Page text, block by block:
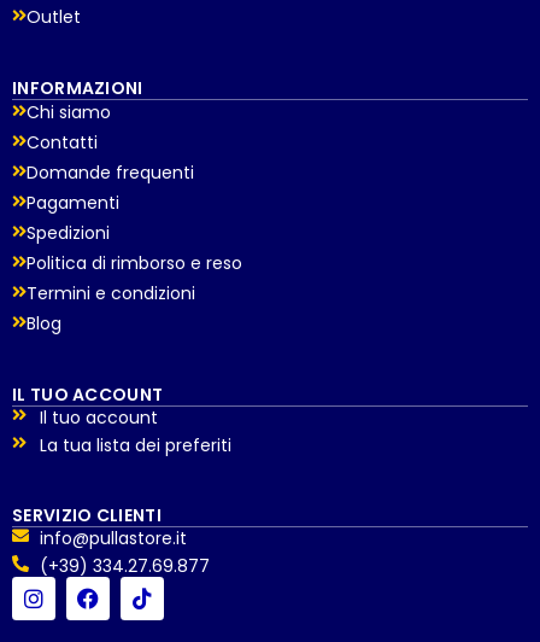
Outlet
INFORMAZIONI
Chi siamo
Contatti
Domande frequenti
Pagamenti
Spedizioni
Politica di rimborso e reso
Termini e condizioni
Blog
IL TUO ACCOUNT
Il tuo account
La tua lista dei preferiti
SERVIZIO CLIENTI
info@pullastore.it
(+39) 334.27.69.877